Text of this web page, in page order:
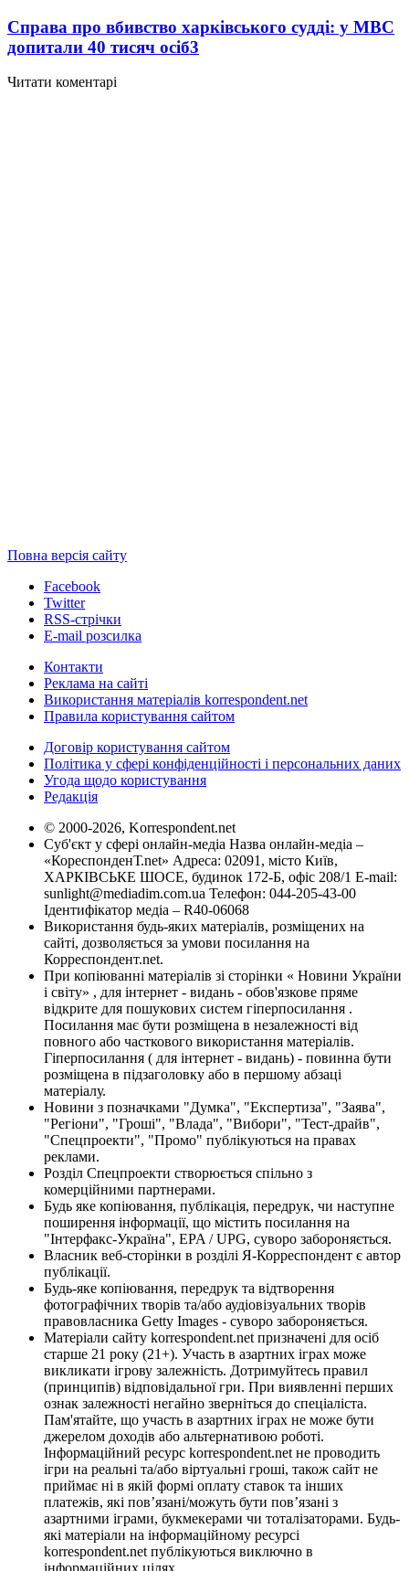
Справа про вбивство харківського судді: у МВС
допитали 40 тисяч осіб3
Читати коментарі
Повна версія сайту
Facebook
Twitter
RSS-стрічки
E-mail розсилка
Контакти
Реклама на сайті
Використання матеріалів korrespondent.net
Правила користування сайтом
Договір користування сайтом
Політика у сфері конфіденційності і персональних даних
Угода щодо користування
Редакція
© 2000-2026, Korrespondent.net
Суб'єкт у сфері онлайн-медіа Назва онлайн-медіа –
«КореспонденТ.net» Адреса: 02091, місто Київ,
ХАРКІВСЬКЕ ШОСЕ, будинок 172-Б, офіс 208/1 E-mail:
sunlight@mediadim.com.ua Телефон: 044-205-43-00
Ідентифікатор медіа – R40-06068
Використання будь-яких матеріалів, розміщених на
сайті, дозволяється за умови посилання на
Корреспондент.net.
При копіюванні матеріалів зі сторінки « Новини України
і світу» , для інтернет - видань - обов'язкове пряме
відкрите для пошукових систем гіперпосилання .
Посилання має бути розміщена в незалежності від
повного або часткового використання матеріалів.
Гіперпосилання ( для інтернет - видань) - повинна бути
розміщена в підзаголовку або в першому абзаці
матеріалу.
Новини з позначками "Думка", "Експертиза", "Заява",
"Регіони", "Гроші", "Влада", "Вибори", "Тест-драйв",
"Спецпроекти", "Промо" публікуються на правах
реклами.
Розділ Спецпроекти створюється спільно з
комерційними партнерами.
Будь яке копіювання, публікація, передрук, чи наступне
поширення інформації, що містить посилання на
"Інтерфакс-Україна", EPA / UPG, суворо забороняється.
Власник веб-сторінки в розділі Я-Корреспондент є автор
публікації.
Будь-яке копіювання, передрук та відтворення
фотографічних творів та/або аудіовізуальних творів
правовласника Getty Images - суворо забороняється.
Матеріали сайту korrespondent.net призначені для осіб
старше 21 року (21+). Участь в азартних іграх може
викликати ігрову залежність. Дотримуйтесь правил
(принципів) відповідальної гри. При виявленні перших
ознак залежності негайно зверніться до спеціаліста.
Пам'ятайте, що участь в азартних іграх не може бути
джерелом доходів або альтернативою роботі.
Інформаційний ресурс korrespondent.net не проводить
ігри на реальні та/або віртуальні гроші, також сайт не
приймає ні в якій формі оплату ставок та інших
платежів, які пов’язані/можуть бути пов’язані з
азартними іграми, букмекерами чи тоталізаторами. Будь-
які матеріали на інформаційному ресурсі
korrespondent.net публікуються виключно в